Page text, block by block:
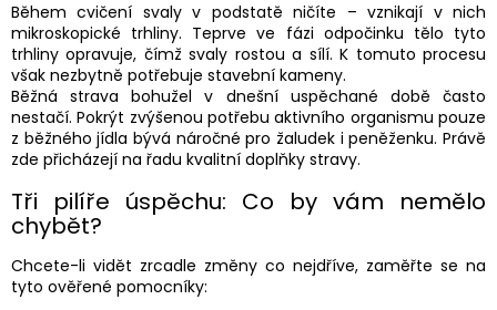
Během cvičení svaly v podstatě ničíte – vznikají v nich
mikroskopické trhliny. Teprve ve fázi odpočinku tělo tyto
trhliny opravuje, čímž svaly rostou a sílí. K tomuto procesu
však nezbytně potřebuje stavební kameny.
Běžná strava bohužel v dnešní uspěchané době často
nestačí. Pokrýt zvýšenou potřebu aktivního organismu pouze
z běžného jídla bývá náročné pro žaludek i peněženku. Právě
zde přicházejí na řadu kvalitní doplňky stravy.
Tři pilíře úspěchu: Co by vám nemělo
chybět?
Chcete-li vidět zrcadle změny co nejdříve, zaměřte se na
tyto ověřené pomocníky: